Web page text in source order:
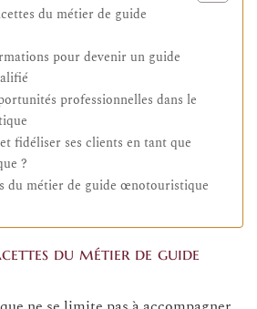
du métier de guide
pour devenir un guide
professionnelles dans le
fidéliser ses clients en tant que
?
du métier de guide œnotouristique
du métier de guide